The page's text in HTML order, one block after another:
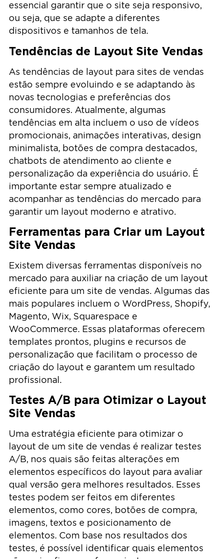
essencial garantir que o site seja responsivo,
ou seja, que se adapte a diferentes
dispositivos e tamanhos de tela.
Tendências de Layout Site Vendas
As tendências de layout para sites de vendas
estão sempre evoluindo e se adaptando às
novas tecnologias e preferências dos
consumidores. Atualmente, algumas
tendências em alta incluem o uso de vídeos
promocionais, animações interativas, design
minimalista, botões de compra destacados,
chatbots de atendimento ao cliente e
personalização da experiência do usuário. É
importante estar sempre atualizado e
acompanhar as tendências do mercado para
garantir um layout moderno e atrativo.
Ferramentas para Criar um Layout
Site Vendas
Existem diversas ferramentas disponíveis no
mercado para auxiliar na criação de um layout
eficiente para um site de vendas. Algumas das
mais populares incluem o WordPress, Shopify,
Magento, Wix, Squarespace e
WooCommerce. Essas plataformas oferecem
templates prontos, plugins e recursos de
personalização que facilitam o processo de
criação do layout e garantem um resultado
profissional.
Testes A/B para Otimizar o Layout
Site Vendas
Uma estratégia eficiente para otimizar o
layout de um site de vendas é realizar testes
A/B, nos quais são feitas alterações em
elementos específicos do layout para avaliar
qual versão gera melhores resultados. Esses
testes podem ser feitos em diferentes
elementos, como cores, botões de compra,
imagens, textos e posicionamento de
elementos. Com base nos resultados dos
testes, é possível identificar quais elementos